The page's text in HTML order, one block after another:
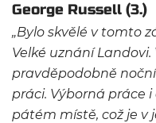
George Russell (3.)
„Bylo skvělé v tomto
Velké uznání
pravděpodobně
práci. Výborná práce i
pátém místě, což je v